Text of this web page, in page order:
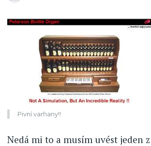
Pivní varhany!!
Nedá mi to a musím uvést jeden